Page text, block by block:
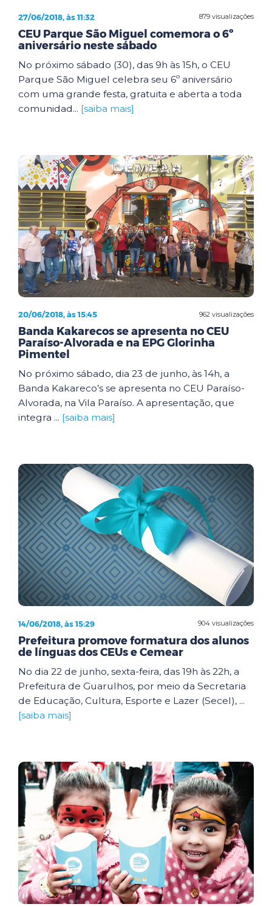
879 visualizações
27/06/2018, às 11:32
CEU Parque São Miguel comemora o 6º
aniversário neste sábado
No próximo sábado (30), das 9h às 15h, o CEU
Parque São Miguel celebra seu 6º aniversário
com uma grande festa, gratuita e aberta a toda
comunidad... [saiba mais]
962 visualizações
20/06/2018, às 15:45
Banda Kakarecos se apresenta no CEU
Paraíso-Alvorada e na EPG Glorinha
Pimentel
No próximo sábado, dia 23 de junho, às 14h, a
Banda Kakareco’s se apresenta no CEU Paraíso-
Alvorada, na Vila Paraíso. A apresentação, que
integra ... [saiba mais]
904 visualizações
14/06/2018, às 15:29
Prefeitura promove formatura dos alunos
de línguas dos CEUs e Cemear
No dia 22 de junho, sexta-feira, das 19h às 22h, a
Prefeitura de Guarulhos, por meio da Secretaria
de Educação, Cultura, Esporte e Lazer (Secel), ...
[saiba mais]